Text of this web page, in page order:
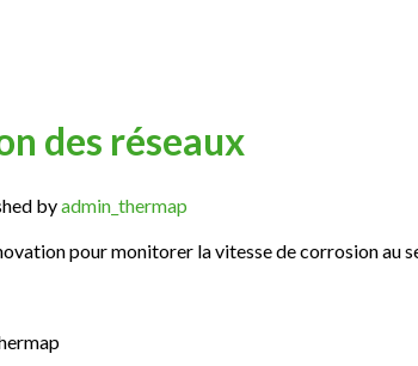
des réseaux
byadmin_thermap
pour monitorer la vitesse de corrosion au